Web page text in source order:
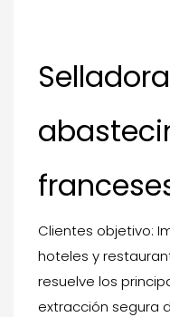
Clientes objetivo:
hoteles y
resuelve los
extracción segura